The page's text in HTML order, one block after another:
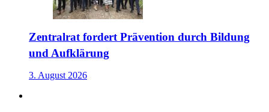
Zentralrat fordert Prävention durch Bildung
und Aufklärung
3. August 2026